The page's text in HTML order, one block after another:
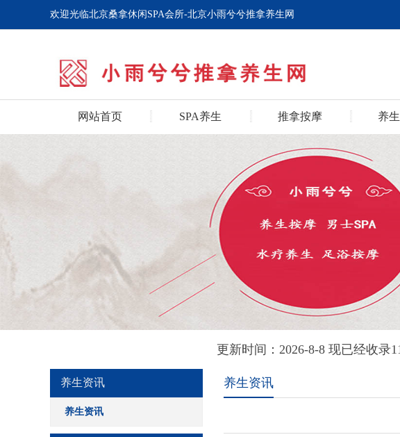
欢迎光临北京桑拿休闲SPA会所-北京小雨兮兮推拿养生网
网站首页 SPA养生 推拿按摩 养
更新时间：2026-8-8 现已经收录
养生资讯
养生资讯
养生资讯